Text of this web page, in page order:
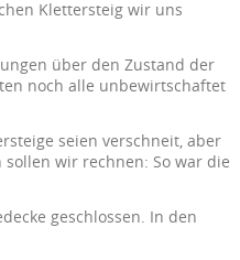
Klettersteig wir uns
über den Zustand der
noch alle unbewirtschaftet
seien verschneit, aber
wir rechnen: So war die
geschlossen. In den